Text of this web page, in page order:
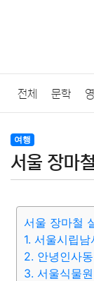
전체 문학
법률
질병 가요
결혼 육아
요리 상품리뷰
여행
서울 장마
서울 장마철
1. 서울시립
2. 안녕인사동
3. 서울식물원